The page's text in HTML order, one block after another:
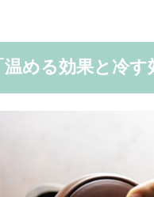
める効果と冷す